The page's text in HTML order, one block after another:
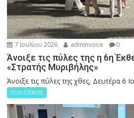
7 Ιουλίου 2026 adminvoice 0
Άνοιξε τις πύλες της η 6η
«Στρατής Μυριβήλης»
Άνοιξε τις πύλες της χθες, Δευτέρα 6
ΠΟΛΙΤΙΣΜΟΣ